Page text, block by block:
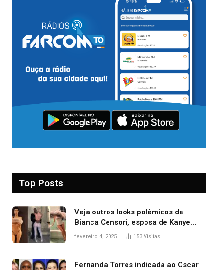
Top Posts
Veja outros looks polêmicos de
Bianca Censori, esposa de Kanye
West que apareceu nua no Grammy
fevereiro 4, 2025 153 Visitas
Fernanda Torres indicada ao Oscar